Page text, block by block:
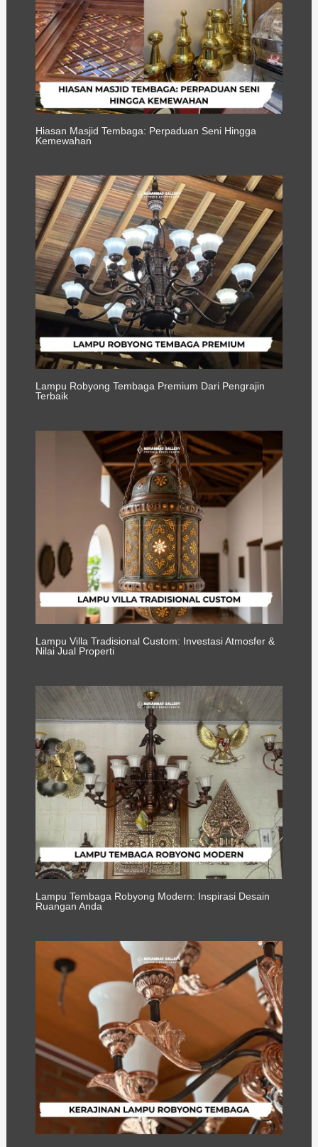
Hiasan Masjid Tembaga: Perpaduan Seni Hingga
Kemewahan
Lampu Robyong Tembaga Premium Dari Pengrajin
Terbaik
Lampu Villa Tradisional Custom: Investasi Atmosfer &
Nilai Jual Properti
Lampu Tembaga Robyong Modern: Inspirasi Desain
Ruangan Anda